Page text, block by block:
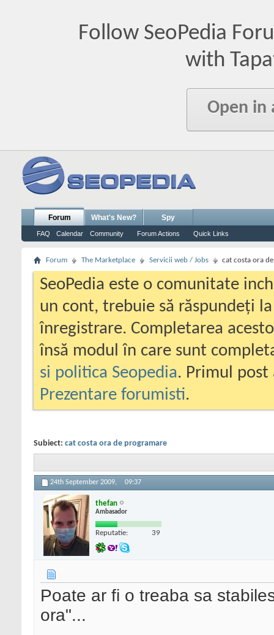
Follow SeoPedia
with
Open in
Forum
FAQ Calendar Community Forum Actions Quick Links
What's New? Spy
Forum The Marketplace Servicii web / Jobs cat costa ora
SeoPedia este o comunitate
un cont, trebuie să răspundeți
înregistrare. Completarea
însă modul în care sunt
si politica Seopedia. Primul
Prezentare forumisti.
Subiect: cat costa ora de programare
24th September 2009, 09:37
thefan
Ambasador
Reputatie: 39
Poate ar fi o treaba sa
ora"...